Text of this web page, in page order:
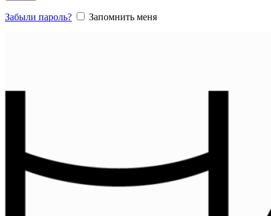
Забыли пароль? Запомнить меня